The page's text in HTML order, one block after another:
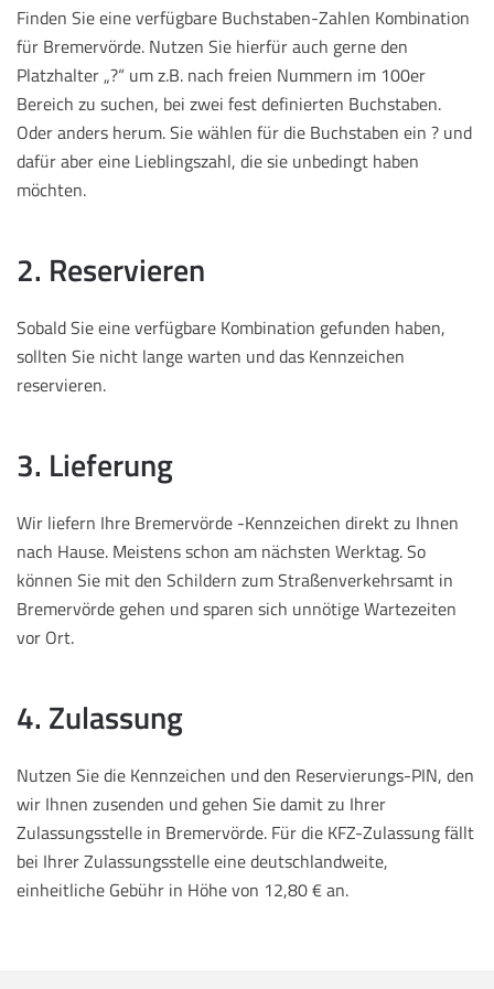
Finden Sie eine verfügbare Buchstaben-Zahlen Kombination
für Bremervörde. Nutzen Sie hierfür auch gerne den
Platzhalter „?“ um z.B. nach freien Nummern im 100er
Bereich zu suchen, bei zwei fest definierten Buchstaben.
Oder anders herum. Sie wählen für die Buchstaben ein ? und
dafür aber eine Lieblingszahl, die sie unbedingt haben
möchten.
2. Reservieren
Sobald Sie eine verfügbare Kombination gefunden haben,
sollten Sie nicht lange warten und das Kennzeichen
reservieren.
3. Lieferung
Wir liefern Ihre Bremervörde -Kennzeichen direkt zu Ihnen
nach Hause. Meistens schon am nächsten Werktag. So
können Sie mit den Schildern zum Straßenverkehrsamt in
Bremervörde gehen und sparen sich unnötige Wartezeiten
vor Ort.
4. Zulassung
Nutzen Sie die Kennzeichen und den Reservierungs-PIN, den
wir Ihnen zusenden und gehen Sie damit zu Ihrer
Zulassungsstelle in Bremervörde. Für die KFZ-Zulassung fällt
bei Ihrer Zulassungsstelle eine deutschlandweite,
einheitliche Gebühr in Höhe von 12,80 € an.